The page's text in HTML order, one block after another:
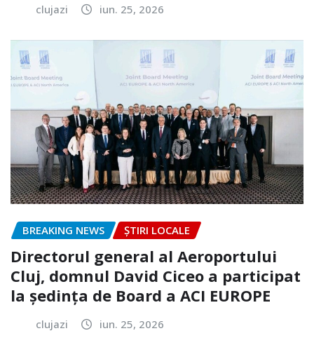
clujazi iun. 25, 2026
BREAKING NEWS ȘTIRI LOCALE
Directorul general al Aeroportului
Cluj, domnul David Ciceo a participat
la ședința de Board a ACI EUROPE
clujazi iun. 25, 2026